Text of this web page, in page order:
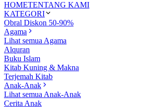
HOMETENTANG KAMI
KATEGORI
Obral Diskon 50-90%
Agama
Lihat semua Agama
Alquran
Buku Islam
Kitab Kuning & Makna
Terjemah Kitab
Anak-Anak
Lihat semua Anak-Anak
Cerita Anak